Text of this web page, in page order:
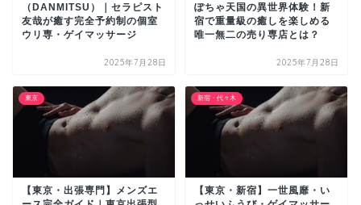
（DANMITSU）｜セラピスト
友哉が癒す完全予約制の個室
ウリ専・ゲイマッサージ
2025年7月28日
ぽちゃ天国の異世界体験！新
宿で重量級の癒しを楽しめる
唯一無二の売り専店とは？
2025年7月28日
東京
【東京・出張専門】メンズエ
新宿・代々木
【東京・新宿】一世風靡・い